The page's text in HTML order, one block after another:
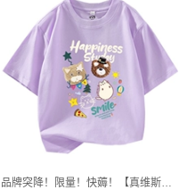
品牌突降！限量！快薅！【真维斯官方旗舰店】真维斯男女童纯棉T恤任选3件